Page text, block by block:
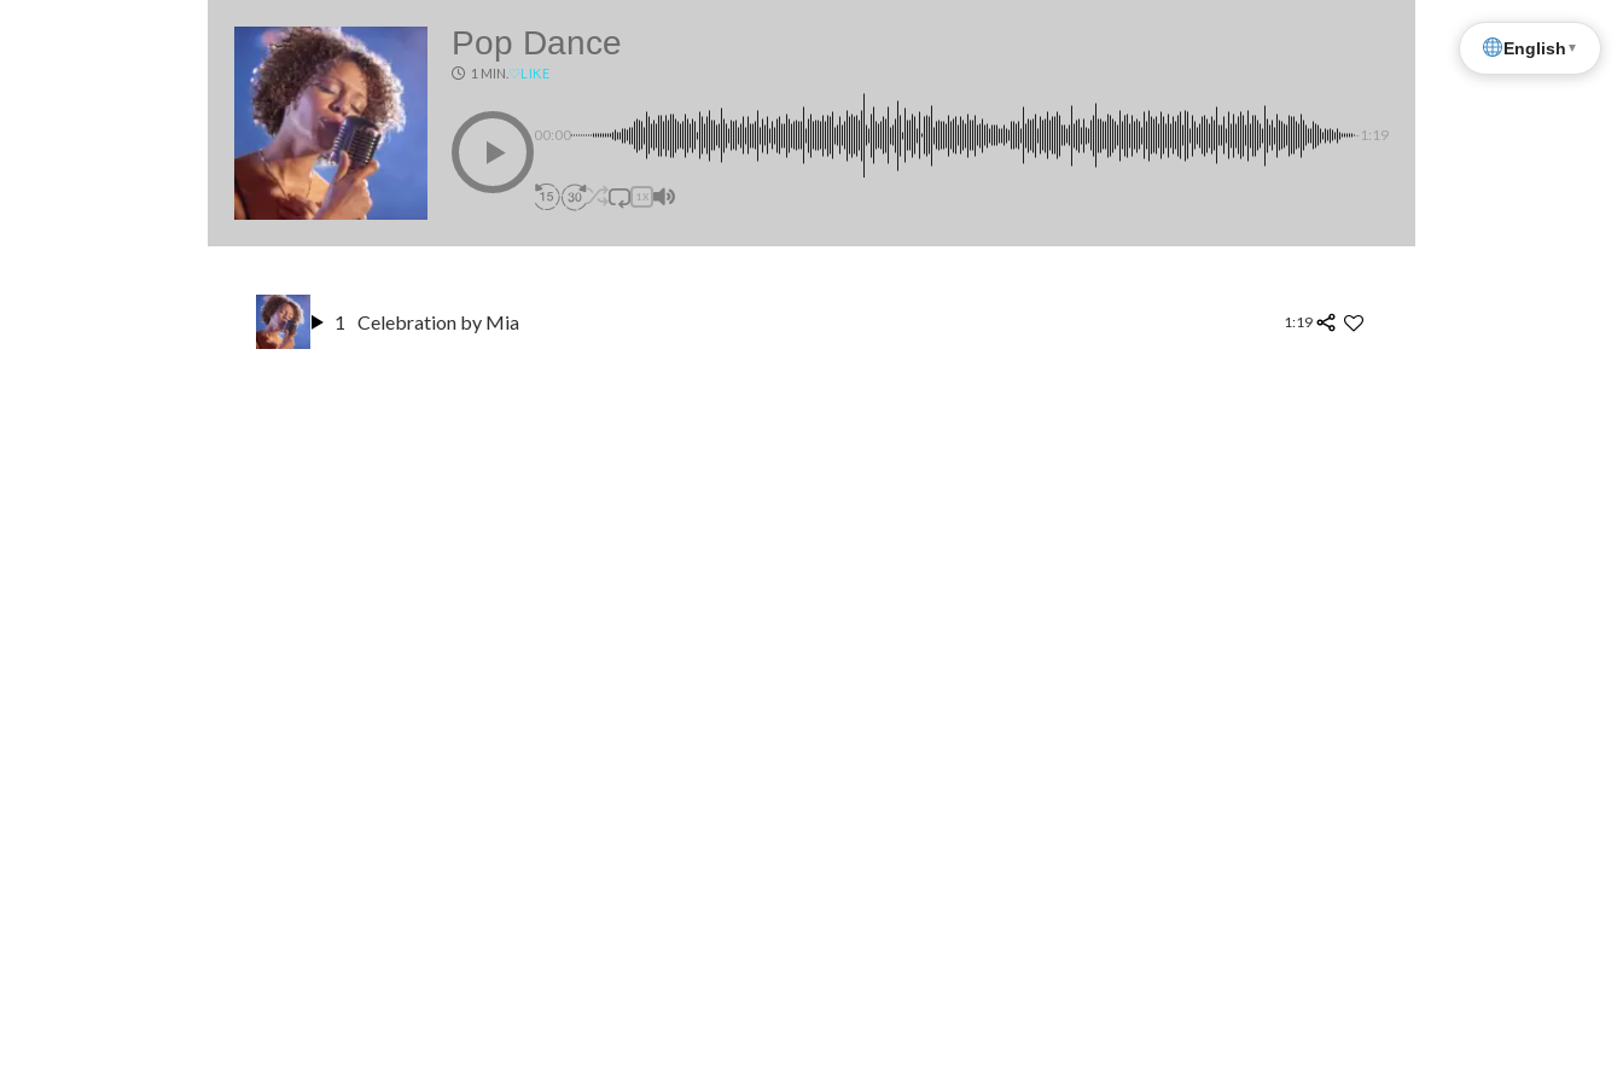
Pop Dance
1 MIN. ♡LIKE
00:00 -1:19
1X
1 Celebration by Mia 1:19
English ▼